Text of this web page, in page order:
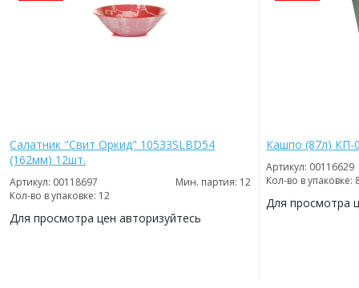
Салатник "Свит Оркид" 10533SLBD54
(162мм) 12шт.
Артикул: 00118697
Мин. партия: 12
Кол-во в упаковке: 12
Для просмотра цен авторизуйтесь
Кашпо (87л) КП-
Артикул: 00116629
Кол-во в упаковке:
Для просмотра